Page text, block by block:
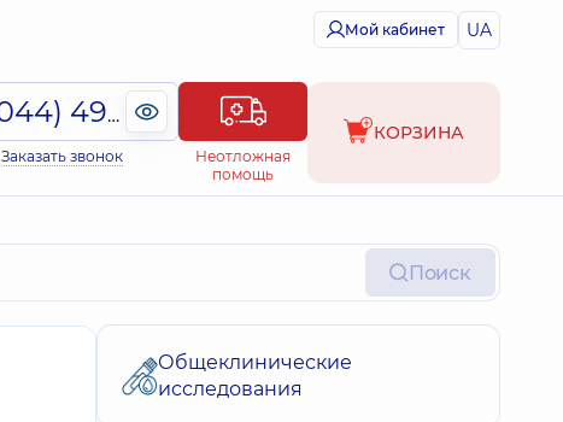
Мой кабинет UA
(044) 495-2-888
Заказать звонок
Неотложная
помощь
КОРЗИНА
Поиск
Общеклинические
исследования